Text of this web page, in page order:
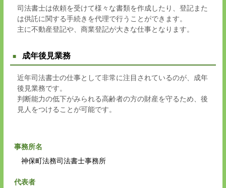
司法書士は依頼を受けて様々な書類を作成したり、登記また
は供託に関する手続きを代理で行うことができます。
主に不動産登記や、商業登記が大きな仕事となります。
成年後見業務
近年司法書士の仕事として非常に注目されているのが、成年
後見業務です。
判断能力の低下がみられる高齢者の方の財産を守るため、後
見人をつけることが可能です。
事務所名
神保町法務司法書士事務所
代表者